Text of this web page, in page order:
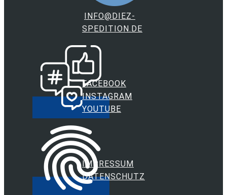
INFO@DIEZ-
SPEDITION.DE
FACEBOOK
INSTAGRAM
YOUTUBE
IMPRESSUM
DATENSCHUTZ